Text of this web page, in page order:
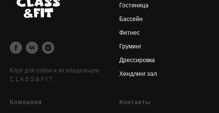
Клуб для собак и их владельцев
C L A S S & F I T
Гостиница
Бассейн
Фитнес
Груминг
Дрессировка
Хендлинг зал
Компания Контакты